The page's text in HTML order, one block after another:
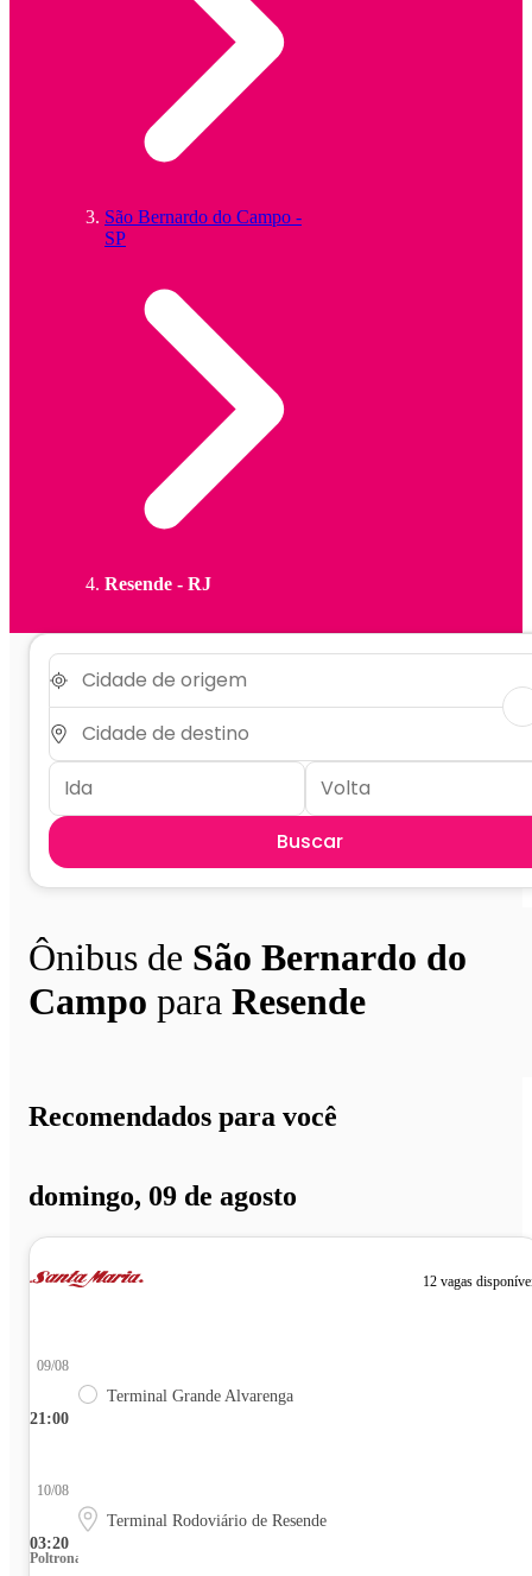
São Bernardo do Campo -
SP
Resende - RJ
Buscar
Ônibus de São Bernardo do
Campo para Resende
Recomendados para você
domingo, 09 de agosto
12 vagas
21:00
09/08
Terminal Grande Alvarenga
03:20
10/08
Terminal Rodoviário de Resende
Poltrona